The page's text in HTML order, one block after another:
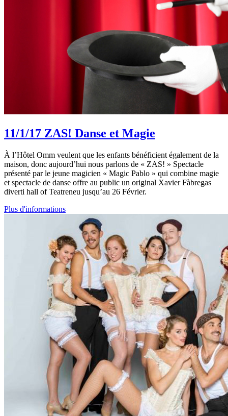
11/1/17 ZAS! Danse et Magie
À l’Hôtel Omm veulent que les enfants bénéficient également de la
maison, donc aujourd’hui nous parlons de « ZAS! » Spectacle
présenté par le jeune magicien « Magic Pablo » qui combine magie
et spectacle de danse offre au public un original Xavier Fàbregas
diverti hall of Teatreneu jusqu’au 26 Février.
Plus d'informations